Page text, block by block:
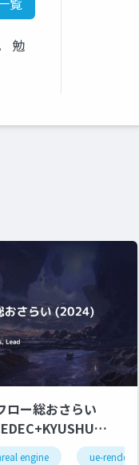
勉
ロー総おさらい
engine ue-rendering